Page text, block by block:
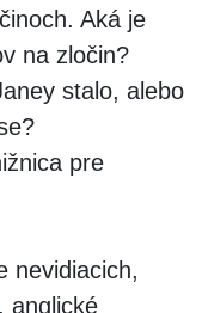
Aká je
na zločin?
stalo, alebo
pre
nevidiacich,
anglické